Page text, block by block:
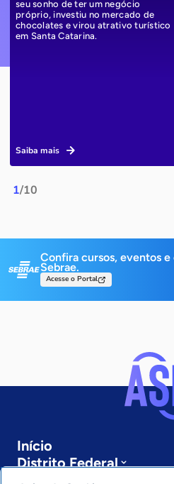
1/10
seu sonho de ter um negócio
próprio, investiu no mercado de
chocolates e virou atrativo turístico
em Santa Catarina.
Saiba mais
Confira cursos, eventos
Sebrae.
Acesse o Portal
Início
Distrito Federal
Sobre a ASN